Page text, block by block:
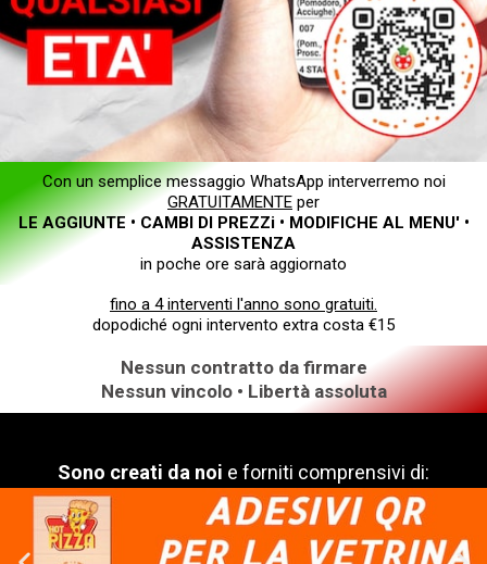
Con un semplice messaggio WhatsApp interverremo noi
GRATUITAMENTE per
LE AGGIUNTE • CAMBI DI PREZZi • MODIFICHE AL MENU' •
ASSISTENZA
in poche ore sarà aggiornato
fino a 4 interventi l'anno sono gratuiti.
dopodiché ogni intervento extra costa €15
Nessun contratto da firmare
Nessun vincolo • Libertà assoluta
Sono creati da noi e forniti comprensivi di: